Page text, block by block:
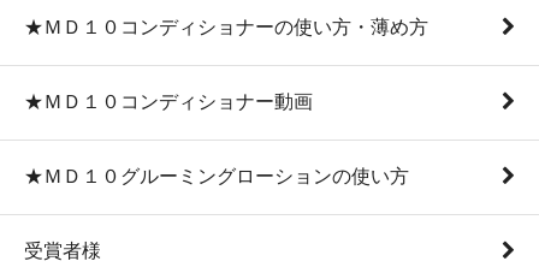
★ＭＤ１０コンディショナーの使い方・薄め方
★ＭＤ１０コンディショナー動画
★ＭＤ１０グルーミングローションの使い方
受賞者様